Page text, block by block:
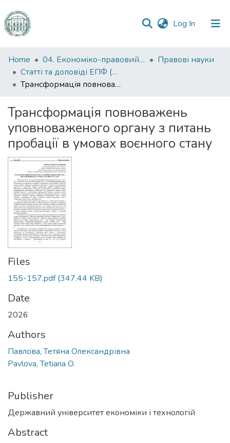
Log In (current)
Communities
&
Collections
Statistics
Home 04. Економіко-правовий факультет
Правові науки
Статті та доповіді ЕПФ (Правові науки)
Трансформація повноважень уповноваженого органу з питань пробації в умовах воєнного стану
Трансформація повноважень
уповноваженого органу з питань
пробації в умовах воєнного стану
Files
155-157.pdf(347.44 KB)
Date
2026
Authors
Павлова, Тетяна Олександрівна
Pavlova, Tetiana O.
Publisher
Державний університет економіки і технологій
Abstract